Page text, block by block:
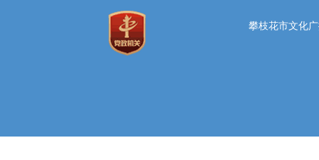
攀枝花市文化